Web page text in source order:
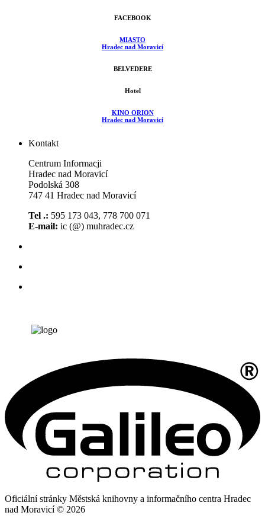
FACEBOOK
MIASTO
Hradec nad Moravicí
BELVEDERE
Hotel
KINO ORION
Hradec nad Moravicí
Kontakt
Centrum Informacji
Hradec nad Moravicí
Podolská 308
747 41 Hradec nad Moravicí
Tel .: 595 173 043, 778 700 071
E-mail: ic (@) muhradec.cz
Oficiální stránky Městská knihovny a informačního centra Hradec
nad Moravicí © 2026